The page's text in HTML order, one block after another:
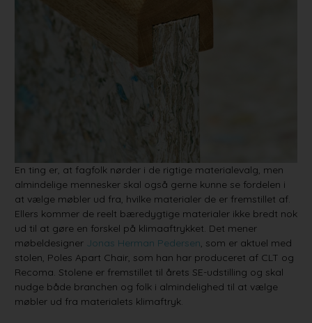
En ting er, at fagfolk nørder i de rigtige materialevalg, men
almindelige mennesker skal også gerne kunne se fordelen i
at vælge møbler ud fra, hvilke materialer de er fremstillet af.
Ellers kommer de reelt bæredygtige materialer ikke bredt nok
ud til at gøre en forskel på klimaaftrykket. Det mener
møbeldesigner Jonas Herman Pedersen , som er aktuel med
stolen, Poles Apart Chair, som han har produceret af CLT og
Recoma. Stolene er fremstillet til årets SE-udstilling og skal
nudge både branchen og folk i almindelighed til at vælge
møbler ud fra materialets klimaftryk.